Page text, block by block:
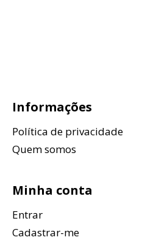
Informações
Política de privacidade
Quem somos
Minha conta
Entrar
Cadastrar-me